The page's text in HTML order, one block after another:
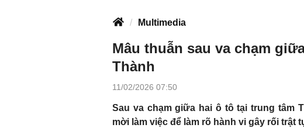
Multimedia
Mâu thuẫn sau va chạm
Thành
11/02/2026 07:50
Sau va chạm giữa hai ô tô tại trung tâm
mời làm việc để làm rõ hành vi gây rối trật